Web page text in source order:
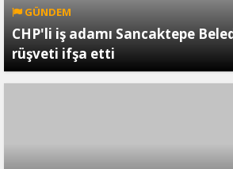
GÜNDEM
CHP'li iş adamı Sancaktepe
rüşveti ifşa etti